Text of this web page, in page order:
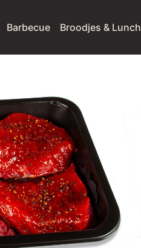
Barbecue Broodjes & Lunch